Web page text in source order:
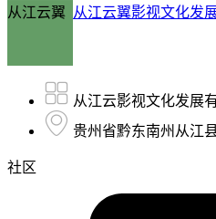
从江云翼 从江云翼影视文化发
从江云影视文化发展
贵州省黔东南州从江
社区